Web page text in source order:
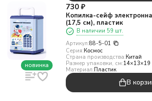
новинка
730 ₽
Копилка-сейф
(17,5 см), пластик
В наличии 59 шт.
Артикул:88-5-01
Серия:Космос
Страна производства:Китай
Размер упаковки, см:14×13×19
Материал:Пластик
В